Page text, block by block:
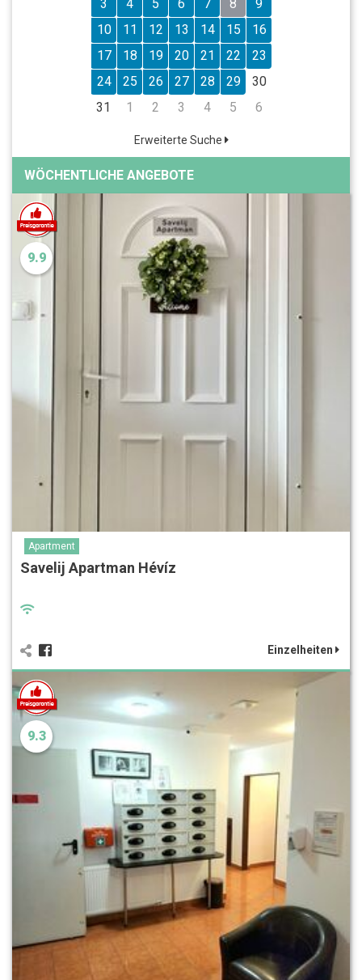
3
4 5 6 7 8
9
10
11 12 13 14 15
16
17
18 19 20 21 22
23
24
25 26 27 28 29
30
31
1 2 3 4 5 6
Erweiterte Suche
WÖCHENTLICHE ANGEBOTE
9.9
Apartment
Savelij Apartman Hévíz
Einzelheiten
9.3